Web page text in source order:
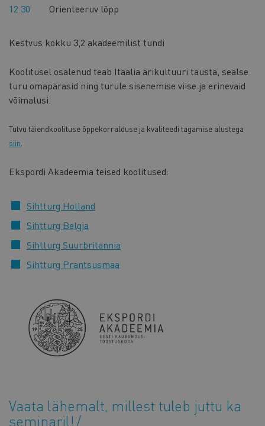
12.30
Orienteeruv lõpp
Kestvus kokku 3,2 akadeemilist tundi
Koolitusel osalenud teab Itaalia ärikultuuri tausta, sealse
turu omapärasid ning turule sisenemise viise ja erinevaid
võimalusi.
Tutvu täiendkoolituse õppekorralduse ja kvaliteedi tagamise alustega
siin
Ekspordi Akadeemia teised koolitused:
Sihtturg Holland
Sihtturg Belgia
Sihtturg Suurbritannia
Sihtturg Prantsusmaa
Vaata lähemalt, millest tuleb juttu ka
seminaril!